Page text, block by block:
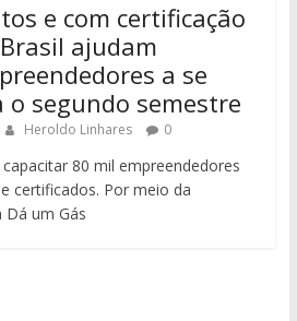
e com certificação
ajudam
a se
o segundo semestre
Heroldo Linhares 0
80 mil empreendedores
certificados. Por meio da
um Gás